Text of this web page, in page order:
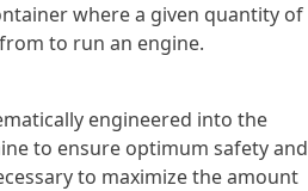
where a given quantity of
to run an engine.
engineered into the
to ensure optimum safety and
to maximize the amount